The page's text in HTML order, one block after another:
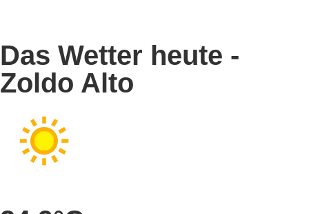
Das Wetter heute -
Zoldo Alto